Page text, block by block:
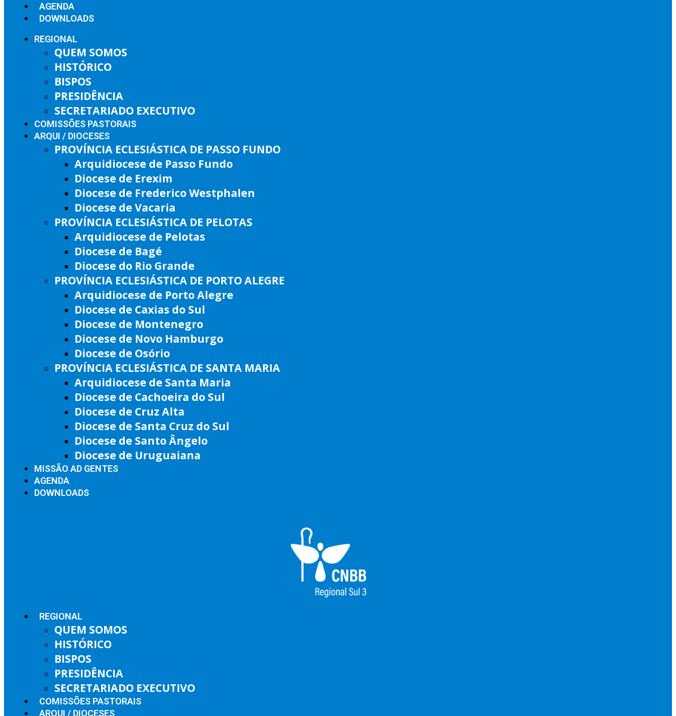
AGENDA
DOWNLOADS
REGIONAL
QUEM SOMOS
HISTÓRICO
BISPOS
PRESIDÊNCIA
SECRETARIADO EXECUTIVO
COMISSÕES PASTORAIS
ARQUI / DIOCESES
PROVÍNCIA ECLESIÁSTICA DE PASSO FUNDO
Arquidiocese de Passo Fundo
Diocese de Erexim
Diocese de Frederico Westphalen
Diocese de Vacaria
PROVÍNCIA ECLESIÁSTICA DE PELOTAS
Arquidiocese de Pelotas
Diocese de Bagé
Diocese do Rio Grande
PROVÍNCIA ECLESIÁSTICA DE PORTO ALEGRE
Arquidiocese de Porto Alegre
Diocese de Caxias do Sul
Diocese de Montenegro
Diocese de Novo Hamburgo
Diocese de Osório
PROVÍNCIA ECLESIÁSTICA DE SANTA MARIA
Arquidiocese de Santa Maria
Diocese de Cachoeira do Sul
Diocese de Cruz Alta
Diocese de Santa Cruz do Sul
Diocese de Santo Ângelo
Diocese de Uruguaiana
MISSÃO AD GENTES
AGENDA
DOWNLOADS
REGIONAL
QUEM SOMOS
HISTÓRICO
BISPOS
PRESIDÊNCIA
SECRETARIADO EXECUTIVO
COMISSÕES PASTORAIS
ARQUI / DIOCESES